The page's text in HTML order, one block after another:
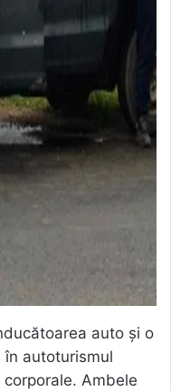
auto și o
autoturismul
Ambele